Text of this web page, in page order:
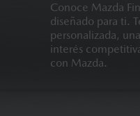
Conoce Mazda
diseñado para ti.
personalizada,
interés
con Mazda.